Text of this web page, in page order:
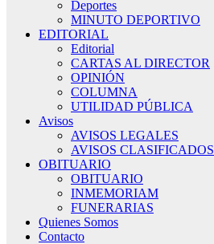
Deportes
MINUTO DEPORTIVO
EDITORIAL
Editorial
CARTAS AL DIRECTOR
OPINIÓN
COLUMNA
UTILIDAD PÚBLICA
Avisos
AVISOS LEGALES
AVISOS CLASIFICADOS
OBITUARIO
OBITUARIO
INMEMORIAM
FUNERARIAS
Quienes Somos
Contacto